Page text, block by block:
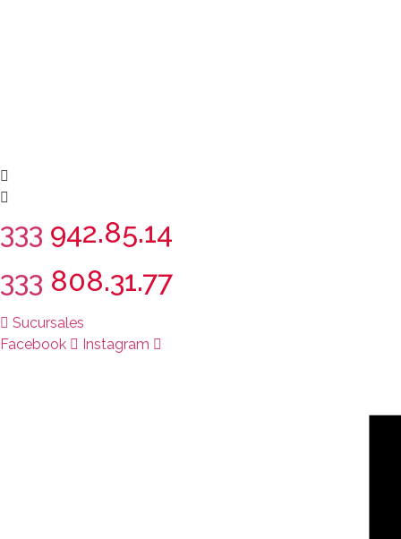
333 942.85.14
333 808.31.77
Sucursales
Facebook
Instagram